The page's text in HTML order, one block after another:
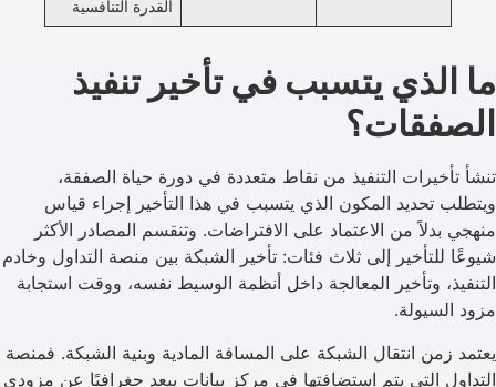
القدرة التنافسية
ما الذي يتسبب في تأخير تنفيذ
الصفقات؟
تنشأ تأخيرات التنفيذ من نقاط متعددة في دورة حياة الصفقة،
ويتطلب تحديد المكون الذي يتسبب في هذا التأخير إجراء قياس
منهجي بدلاً من الاعتماد على الافتراضات. وتنقسم المصادر الأكثر
شيوعًا للتأخير إلى ثلاث فئات: تأخير الشبكة بين منصة التداول وخادم
التنفيذ، وتأخير المعالجة داخل أنظمة الوسيط نفسه، ووقت استجابة
مزود السيولة.
يعتمد زمن انتقال الشبكة على المسافة المادية وبنية الشبكة. فمنصة
التداول التي يتم استضافتها في مركز بيانات يبعد جغرافيًا عن مزودي